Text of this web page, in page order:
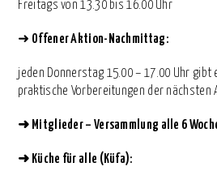
Freitags von 13.30 bis 16.00 Uhr
➜ Offener Aktion-Nachmittag:
jeden Donnerstag 15.00 – 17.00 Uhr gibt
praktische Vorbereitungen der nächsten
➜ Mitglieder – Versammlung alle 6
➜ Küche für alle (Küfa):